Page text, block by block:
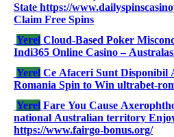
State https://
Claim Free Spins
Yerel Cloud-Based Poker
Indi365 Online Casino –
Yerel Ce Afaceri Sunt
Romania Spin to Win ultrabet-
Yerel Fare You Cause
national Australian territory
https://www.fairgo-bonus.org/